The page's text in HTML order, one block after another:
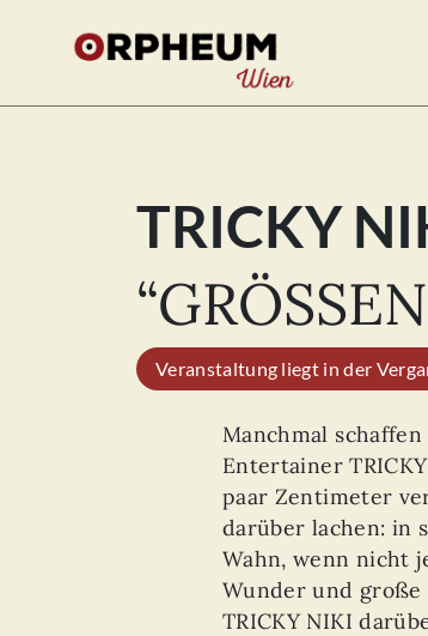
TRICKY
Veranstaltung liegt in der
Manchmal
Entertainer
paar Zentimeter
darüber lachen: in
Wahn, wenn nicht
Wunder und
TRICKY NIKI